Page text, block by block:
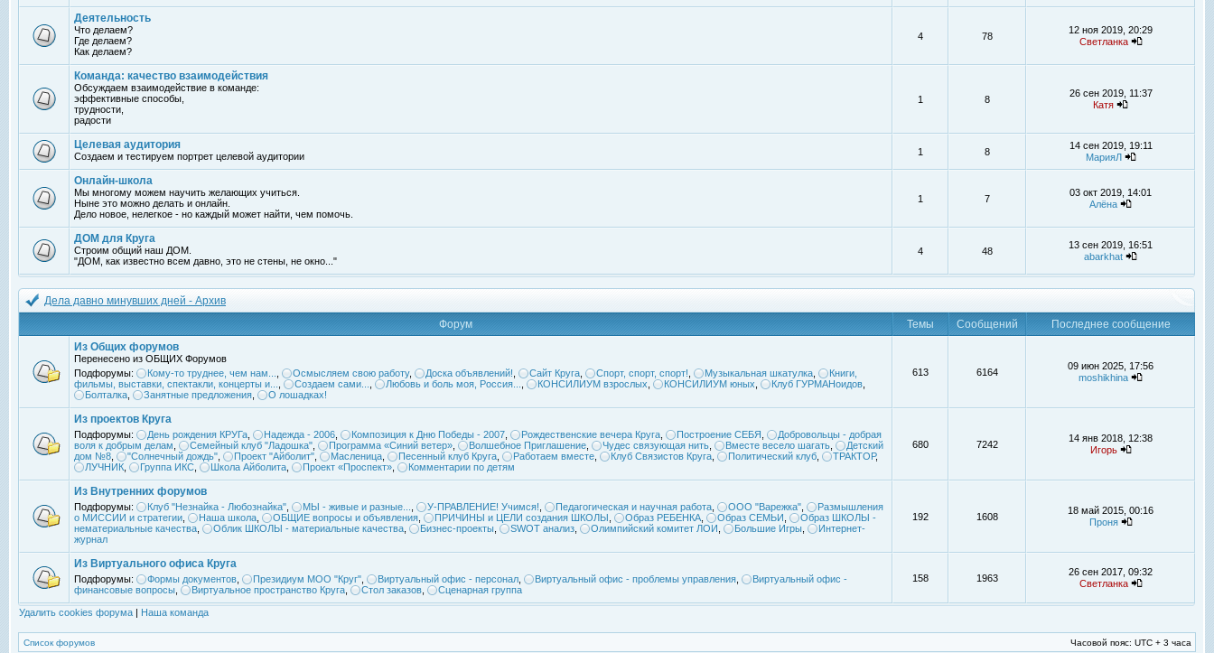
Деятельность
Что делаем?
Где делаем?
Как делаем?
4 78
12 ноя 2019, 20:29
Светланка
Команда: качество взаимодействия
Обсуждаем взаимодействие в команде:
эффективные способы,
трудности,
радости
1 8
26 сен 2019, 11:37
Катя
Целевая аудитория
Создаем и тестируем портрет целевой аудитории 1 8
14 сен 2019, 19:11
МарияЛ
Онлайн-школа
Мы многому можем научить желающих учиться.
Ныне это можно делать и онлайн.
Дело новое, нелегкое - но каждый может найти, чем помочь.
1 7
03 окт 2019, 14:01
Алёна
ДОМ для Круга
Строим общий наш ДОМ.
"ДОМ, как известно всем давно, это не стены, не окно..."
4 48
13 сен 2019, 16:51
abarkhat
Дела давно минувших дней - Архив
Форум
Темы Сообщений
Последнее сообщение
Из Общих форумов
Перенесено из ОБЩИХ Форумов
Подфорумы:
Кому-то труднее, чем нам... Осмысляем свою работу, Доска объявлений! Сайт Круга Спорт, спорт, спорт! Музыкальная шкатулка
Книги,
фильмы, выставки, спектакли, концерты и...
Создаем сами... Любовь и боль моя, Россия... КОНСИЛИУМ взрослых КОНСИЛИУМ юных Клуб ГУРМАНоидов
Болталка
Занятные предложения О лошадках!
613 6164
09 июн 2025, 17:56
moshikhina
Из проектов Круга
Подфорумы: День рождения КРУГа Надежда - 2006 Композиция к Дню Победы - 2007 Рождественские вечера Круга Построение СЕБЯ
Добровольцы - добрая
воля к добрым делам
Семейный клуб "Ладошка" Программа «Синий ветер» Волшебное Приглашение Чудес связующая нить Вместе весело шагать
Детский
дом №8
"Солнечный дождь" Проект "Айболит" Масленица Песенный клуб Круга Работаем вместе Клуб Связистов Круга Политический клуб ТРАКТОР,
ЛУЧНИК
Группа ИКС Школа Айболита Проект «Проспект» Комментарии по детям
680 7242
14 янв 2018, 12:38
Игорь
Из Внутренних форумов
Подфорумы: Клуб "Незнайка - Любознайка" МЫ - живые и разные... У-ПРАВЛЕНИЕ! Учимся! Педагогическая и научная работа ООО "Варежка"
Размышления
о МИССИИ и стратегии
Наша школа ОБЩИЕ вопросы и объявления ПРИЧИНЫ и ЦЕЛИ создания ШКОЛЫ Образ РЕБЕНКА Образ СЕМЬИ
Образ ШКОЛЫ -
нематериальные качества
Облик ШКОЛЫ - материальные качества Бизнес-проекты SWOT анализ Олимпийский комитет ЛОИ Большие Игры
Интернет-
журнал
192 1608
18 май 2015, 00:16
Проня
Из Виртуального офиса Круга
Подфорумы: Формы документов Президиум МОО "Круг" Виртуальный офис - персонал Виртуальный офис - проблемы управления
Виртуальный офис -
финансовые вопросы
Виртуальное пространство Круга Стол заказов Сценарная группа
158 1963
26 сен 2017, 09:32
Светланка
Удалить cookies форума | Наша команда
Список форумов Часовой пояс: UTC + 3 часа